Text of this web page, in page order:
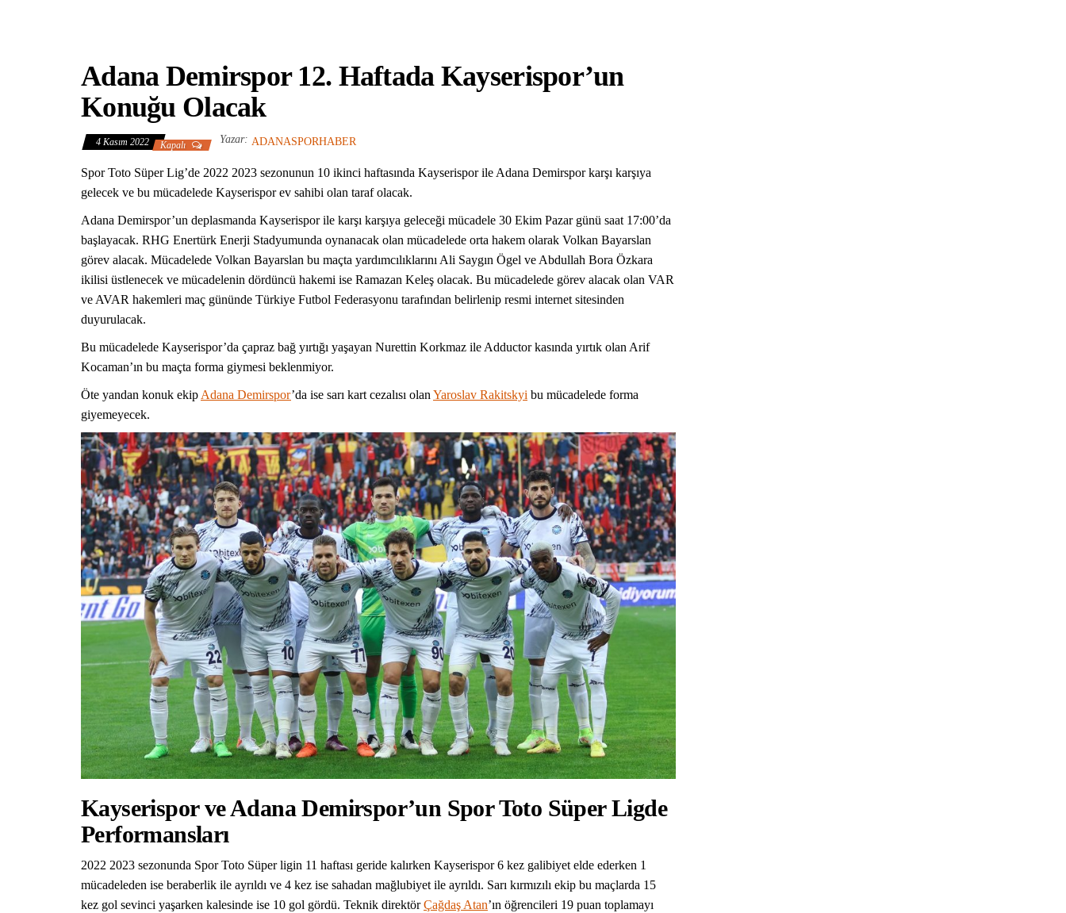
Adana Demirspor 12. Haftada Kayserispor’un
Konuğu Olacak
4 Kasım 2022 Kapalı Yazar: ADANASPORHABER
Spor Toto Süper Lig’de 2022 2023 sezonunun 10 ikinci haftasında Kayserispor ile Adana Demirspor karşı karşıya
gelecek ve bu mücadelede Kayserispor ev sahibi olan taraf olacak.
Adana Demirspor’un deplasmanda Kayserispor ile karşı karşıya geleceği mücadele 30 Ekim Pazar günü saat 17:00’da
başlayacak. RHG Enertürk Enerji Stadyumunda oynanacak olan mücadelede orta hakem olarak Volkan Bayarslan
görev alacak. Mücadelede Volkan Bayarslan bu maçta yardımcılıklarını Ali Saygın Ögel ve Abdullah Bora Özkara
ikilisi üstlenecek ve mücadelenin dördüncü hakemi ise Ramazan Keleş olacak. Bu mücadelede görev alacak olan VAR
ve AVAR hakemleri maç gününde Türkiye Futbol Federasyonu tarafından belirlenip resmi internet sitesinden
duyurulacak.
Bu mücadelede Kayserispor’da çapraz bağ yırtığı yaşayan Nurettin Korkmaz ile Adductor kasında yırtık olan Arif
Kocaman’ın bu maçta forma giymesi beklenmiyor.
Öte yandan konuk ekip Adana Demirspor’da ise sarı kart cezalısı olan Yaroslav Rakitskyi bu mücadelede forma
giyemeyecek.
Kayserispor ve Adana Demirspor’un Spor Toto Süper Ligde
Performansları
2022 2023 sezonunda Spor Toto Süper ligin 11 haftası geride kalırken Kayserispor 6 kez galibiyet elde ederken 1
mücadeleden ise beraberlik ile ayrıldı ve 4 kez ise sahadan mağlubiyet ile ayrıldı. Sarı kırmızılı ekip bu maçlarda 15
kez gol sevinci yaşarken kalesinde ise 10 gol gördü. Teknik direktörÇağdaş Atan’ın öğrencileri 19 puan toplamayı